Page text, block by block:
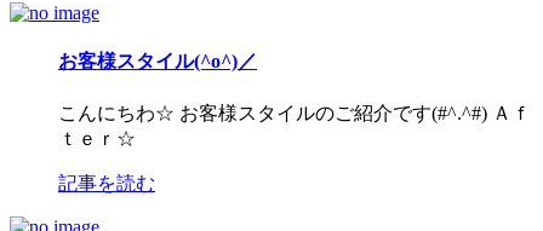
お客様スタイル(^o^)／
こんにちわ☆ お客様スタイルのご紹介です(#^.^#) Ａｆ
ｔｅｒ☆
記事を読む